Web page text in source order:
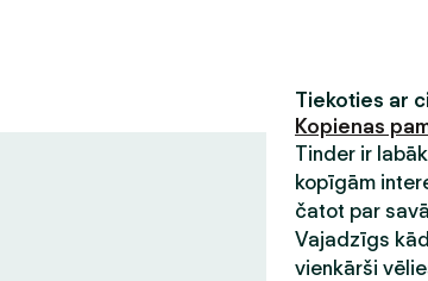
Tiekoties ar
Kopienas
Tinder ir
kopīgām
čatot par
Vajadzīgs
vienkārši